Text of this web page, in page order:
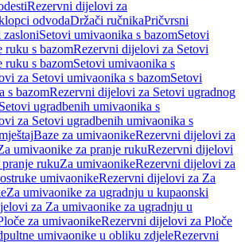
Rezervni dijelovi za
odvodaDržači ručnikaPričvrsni
Setovi umivaonika s bazomSetovi
ruku s bazomRezervni dijelovi za Setovi
ruku s bazomSetovi umivaonika s
za Setovi umivaonika s bazomSetovi
s bazomRezervni dijelovi za Setovi ugradnog
Setovi ugradbenih umivaonika s
za Setovi ugradbenih umivaonika s
Baze za umivaonikeRezervni dijelovi za
umivaonike za pranje rukuRezervni dijelovi
rukuZa umivaonikeRezervni dijelovi za
umivaonikeRezervni dijelovi za Za
Za umivaonike za ugradnju u kupaonski
za Za umivaonike za ugradnju u
za umivaonikeRezervni dijelovi za Ploče
umivaonike u obliku zdjeleRezervni